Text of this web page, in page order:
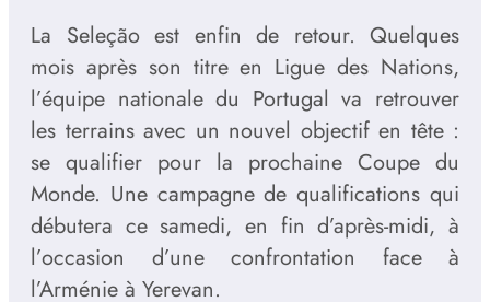
La Seleção est enfin de retour. Quelques
mois après son titre en Ligue des Nations,
l’équipe nationale du Portugal va retrouver
les terrains avec un nouvel objectif en tête :
se qualifier pour la prochaine Coupe du
Monde. Une campagne de qualifications qui
débutera ce samedi, en fin d’après-midi, à
l’occasion d’une confrontation face à
l’Arménie à Yerevan.